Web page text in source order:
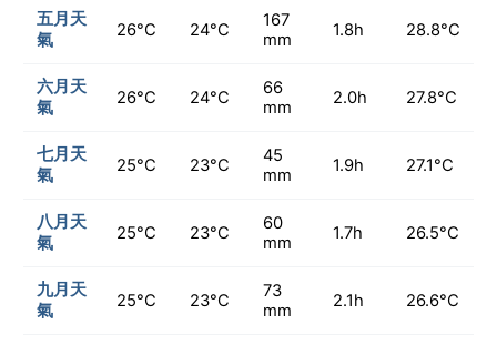
五月天
氣
26°C 24°C
167
mm
1.8h 28.8°C
六月天
氣
26°C 24°C
66
mm
2.0h 27.8°C
七月天
氣
25°C 23°C
45
mm
1.9h 27.1°C
八月天
氣
25°C 23°C
60
mm
1.7h 26.5°C
九月天
氣
25°C 23°C
73
mm
2.1h 26.6°C